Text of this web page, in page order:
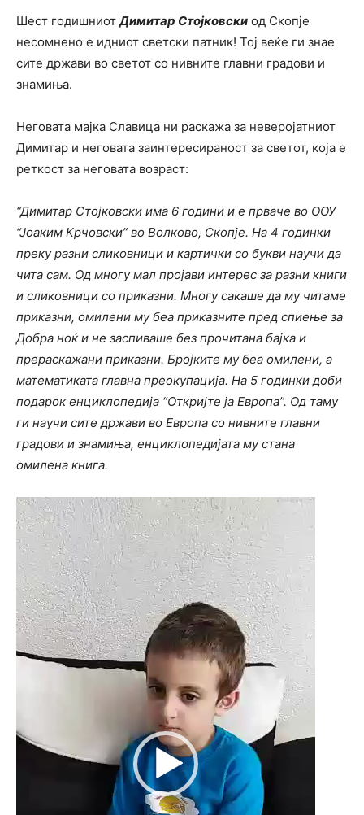
Шест годишниотДимитар Стојковски од Скопје
несомнено е идниот светски патник! Тој веќе ги знае
сите држави во светот со нивните главни градови и
знамиња.
Неговата мајка Славица ни раскажа за неверојатниот
Димитар и неговата заинтересираност за светот, која е
реткост за неговата возраст:
“Димитар Стојковски има 6 години и е прваче во ООУ
“Јоаким Крчовски” во Волково, Скопје. На 4 годинки
преку разни сликовници и картички со букви научи да
чита сам. Од многу мал пројави интерес за разни книги
и сликовници со приказни. Многу сакаше да му читаме
приказни, омилени му беа приказните пред спиење за
Добра ноќ и не заспиваше без прочитана бајка и
прераскажани приказни. Бројките му беа омилени, а
математиката главна преокупација. На 5 годинки доби
подарок енциклопедија “Откријте ја Европа”. Од таму
ги научи сите држави во Европа со нивните главни
градови и знамиња, енциклопедијата му стана
омилена книга.
Video
Player